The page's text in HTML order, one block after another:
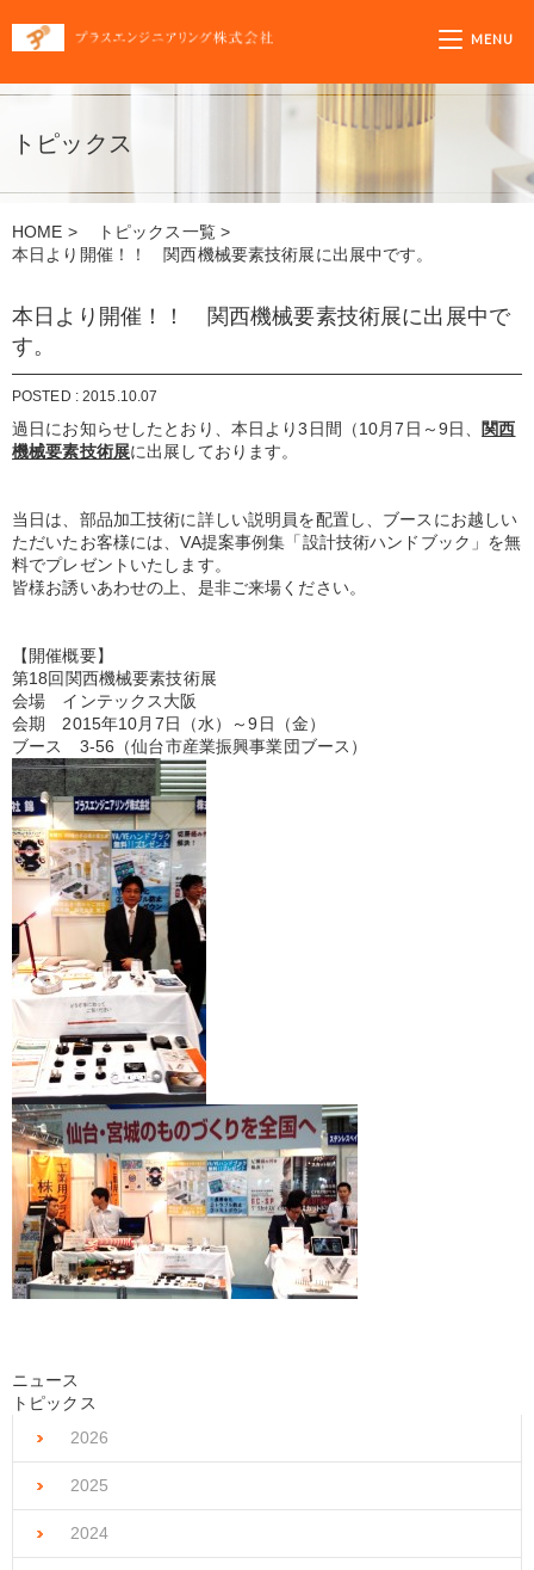
プラスエンジニ
MENU
トピックス
HOME > トピックス一覧>
本日より開催！！ 関西機械要素技術展に出展中です。
本日より開催！！ 関西機械要素技術展に出展中で
す。
POSTED : 2015.10.07
過日にお知らせしたとおり、本日より3日間（10月7日～9日、
関西
機械要素技術展に出展しております。
当日は、部品加工技術に詳しい説明員を配置し、ブースにお越しい
ただいたお客様には、VA提案事例集「設計技術ハンドブック」を無
料でプレゼントいたします。
皆様お誘いあわせの上、是非ご来場ください。
【開催概要】
第18回関西機械要素技術展
会場 インテックス大阪
会期 2015年10月7日（水）～9日（金）
ブース 3-56（仙台市産業振興事業団ブース）
ニュース
トピックス
2026
2025
2024